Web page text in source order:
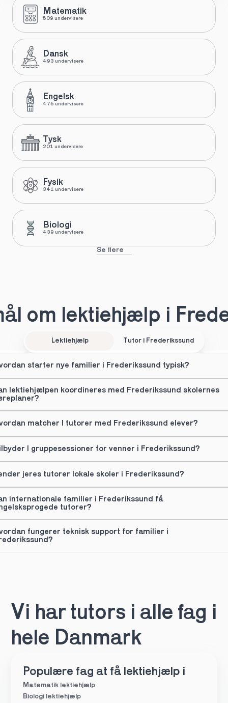
Matematik
509 undervisere
Dansk
493 undervisere
Engelsk
475 undervisere
Tysk
201 undervisere
Fysik
341 undervisere
Biologi
439 undervisere
Se flere
om lektiehjælp i
Lektiehjælp Tutor i Frederikssund
starter nye familier i Frederikssund typisk?
lektiehjælpen koordineres med Frederikssund skolernes
matcher I tutorer med Frederikssund elever?
I gruppesessioner for venner i Frederikssund?
jeres tutorer lokale skoler i Frederikssund?
internationale familier i Frederikssund få
tutorer?
fungerer teknisk support for familier i
Vi har tutors i alle fag i
hele Danmark
Populære fag at få lektiehjælp i
Matematik lektiehjælp
Biologi lektiehjælp